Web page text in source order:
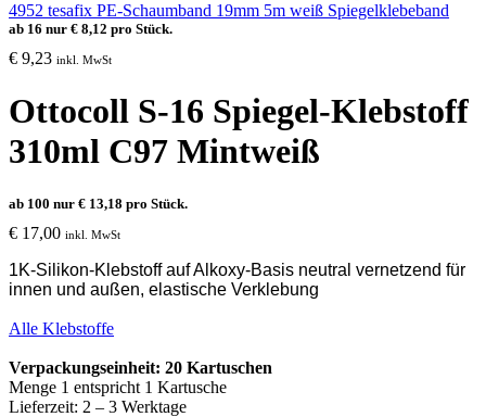
4952 tesafix PE-Schaumband 19mm 5m weiß Spiegelklebeband
ab 16 nur € 8,12 pro Stück.
€ 9,23 inkl. MwSt
Ottocoll S-16 Spiegel-Klebstoff
310ml C97 Mintweiß
ab 100 nur € 13,18 pro Stück.
€ 17,00 inkl. MwSt
1K-Silikon-Klebstoff auf Alkoxy-Basis neutral vernetzend für
innen und außen, elastische Verklebung
Alle Klebstoffe
Verpackungseinheit: 20 Kartuschen
Menge 1 entspricht 1 Kartusche
Lieferzeit: 2 – 3 Werktage